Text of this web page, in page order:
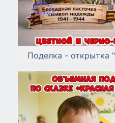
Поделка - открытка